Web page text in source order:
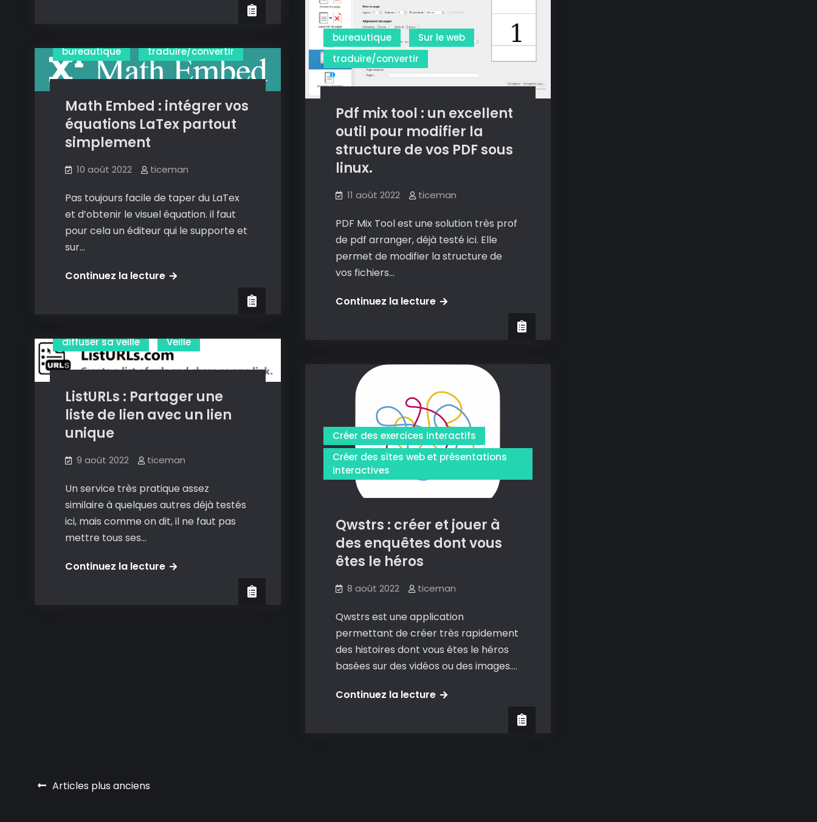
images.
solution
pour
créer
des
histoires
interactives.
bureautique
Sur le web
traduire/convertir
Pdf mix tool : un excellent
outil pour modifier la
structure de vos PDF sous
linux.
11 août 2022 ticeman
PDF Mix Tool est une solution très prof
de pdf arranger, déjà testé ici. Elle
permet de modifier la structure de
vos fichiers…
Continuez la lecturePdf
un
outil
pour
modifier
la
structure
de
vos
sous
linux.
bureautique traduire/convertir
Math Embed : intégrer vos
équations LaTex partout
simplement
10 août 2022 ticeman
Pas toujours facile de taper du LaTex
et d’obtenir le visuel équation. il faut
pour cela un éditeur qui le supporte et
sur…
Continuez la lectureMath
vos
équations
LaTex
partout
simplement
diffuser sa veille Veille
ListURLs : Partager une
liste de lien avec un lien
unique
9 août 2022 ticeman
Un service très pratique assez
similaire à quelques autres déjà testés
ici, mais comme on dit, il ne faut pas
mettre tous ses…
Continuez la lectureListURLs
Créer des exercices interactifs
Créer des sites web et présentations
interactives
Qwstrs : créer et jouer à
des enquêtes dont vous
êtes le héros
8 août 2022 ticeman
Qwstrs est une application
permettant de créer très rapidement
des histoires dont vous êtes le héros
basées sur des vidéos ou des images.…
Continuez la lectureQwstrs
Navigation
Articles plus anciens